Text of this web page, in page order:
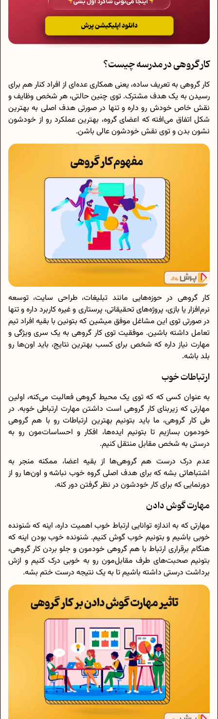
کار گروهی در مدرسه چیست؟
کار گروهی به تعریف ساده، یعنی همکاری عده‌ای از افراد کنار هم برای
رسیدن به یک هدف مشترک. توی چنین حالتی، هر شخص وظایف و
نقش خاص خودش رو داره و تنها در صورتی هدف اصلی به بهترین
شکل اتفاق می‌افته که اعضای گروه، بهترین عملکرد رو از خودشون
نشون بدن و توی نقش خودشون عالی باشن.
کار گروهی در حوزه‌هایی مانند تبلیغات، طراحی سایت، توسعه
نرم‌افزار یا بازی، پروژه‌های تحقیقاتی، پرستاری و غیره کاربرد داره و تنها
در صورتی توی این مشاغل موفق میشین که بتونین با بقیه افراد تیم
تعامل داشته باشین. موفقیت توی کار گروهی به یک سری ویژگی و
مهارت نیاز داره که شخص برای کسب بهترین نتایج، باید اون‌ها رو
بلد باشه.
ارتباطات خوب
به عنوان کسی که که توی یک محیط گروهی فعالیت می‌کنه، اولین
مهارتی که زیربنای کار گروهی است داشتن مهارت ارتباطی خوبه. در
طی کار گروهی، ما باید بتونیم بهترین ارتباطات رو با هم گروهی
خودمون بسازیم تا بتونیم ایده‌ها، افکار و احساسات‌مون رو به
درستی به شخص مقابل منتقل کنیم.
عدم درک درست هم گروهی‌ها از بقیه اعضا، ممکنه منجر به
اشتباهاتی بشه که برای هدف اصلی گروه خوب نباشه و اون‌ها رو از
دورنمایی که برای کار خودشون در نظر گرفتن دور کنه.
مهارت گوش دادن
مهارتی که به اندازه توانایی ارتباط خوب اهمیت داره، اینه که شنونده‌
خوبی باشیم و بتونیم خوب گوش کنیم. شنونده‌ خوب بودن اینه که
هنگام برقراری ارتباط با هم گروهی خودمون و جلو بردن کار گروهی،
بتونیم صحبت‌های طرف مقابل‌مون رو به خوبی درک کنیم و ازش
برداشت درستی داشته باشیم تا به یک نتیجه‌ درست ختم بشه.